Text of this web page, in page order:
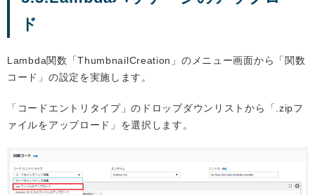
ド
Lambda関数「ThumbnailCreation」のメニュー画面から「関数
コード」の設定を実施します。
「コードエントリタイプ」のドロップダウンリストから「.zipフ
ァイルをアップロード」を選択します。